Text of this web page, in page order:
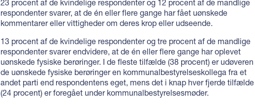
23 procent af de kvindelige respondenter og 12 procent af de mandlige
respondenter svarer, at de én eller flere gange har fået uønskede
kommentarer eller vittigheder om deres krop eller udseende.
13 procent af de kvindelige respondenter og tre procent af de mandlige
respondenter svarer endvidere, at de én eller flere gange har oplevet
uønskede fysiske berøringer. I de fleste tilfælde (38 procent) er
de uønskede fysiske berøringer en kommunalbestyrelseskollega fra et
andet parti end respondentens eget, mens det i knap hver fjerde tilfælde
(24 procent) er foregået under kommunalbestyrelsesmøder.